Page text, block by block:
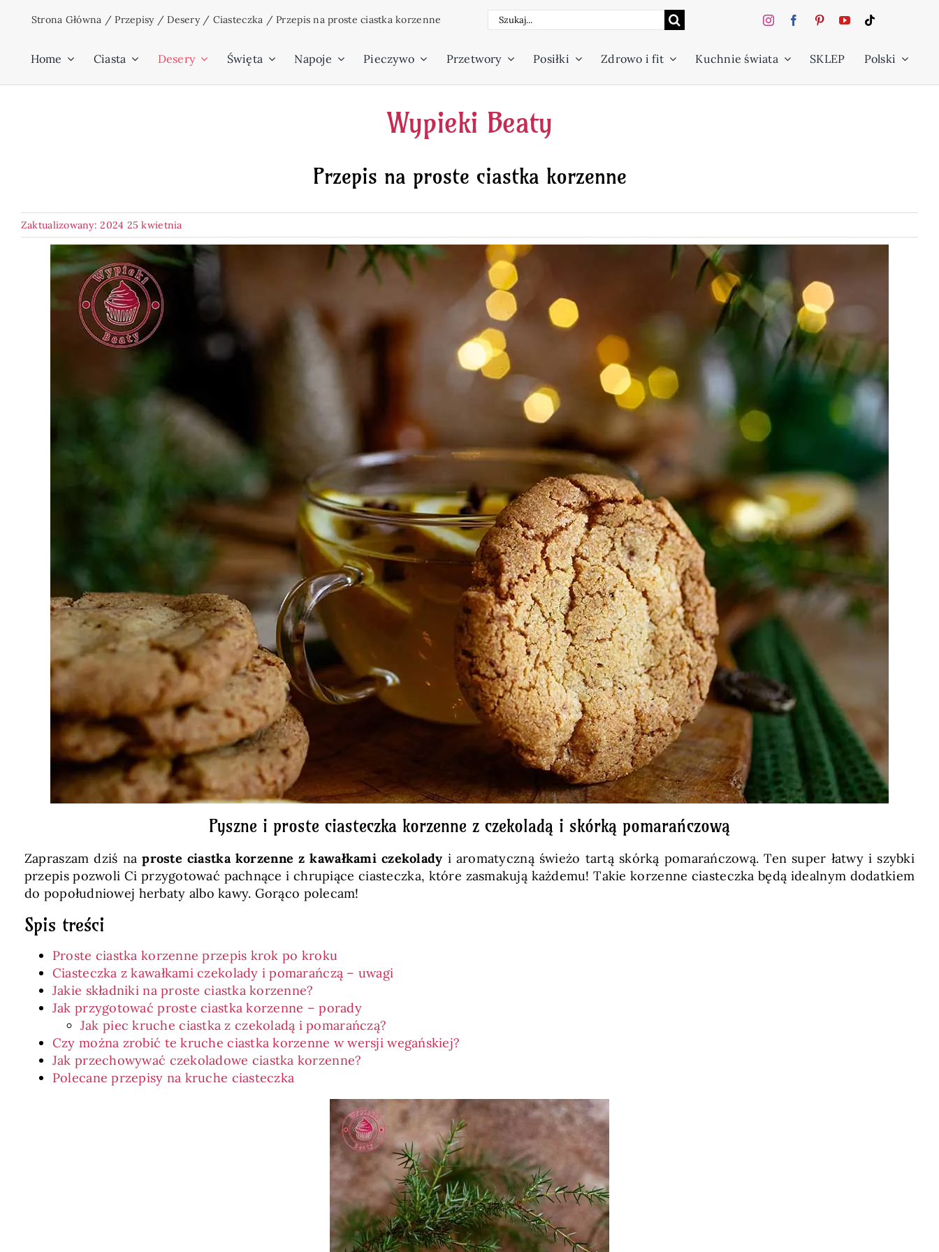
Strona Główna /Przepisy/Desery/ Ciasteczka /Przepis na proste ciastka korzenne Szukaj
Home Ciasta Desery Święta Napoje Pieczywo Przetwory Posiłki Zdrowo i fit Kuchnie świata SKLEP Polski
Wypieki Beaty
Przepis na proste ciastka korzenne
Zaktualizowany: 2024 25 kwietnia
Pyszne i proste ciasteczka korzenne z czekoladą i skórką pomarańczową
Zapraszam dziś naproste ciastka korzenne z kawałkami czekolady i aromatyczną świeżo tartą skórką pomarańczową. Ten super łatwy i szybki
przepis pozwoli Ci przygotować pachnące i chrupiące ciasteczka, które zasmakują każdemu! Takie korzenne ciasteczka będą idealnym dodatkiem
do popołudniowej herbaty albo kawy. Gorąco polecam!
Spis treści
Proste ciastka korzenne przepis krok po kroku
Ciasteczka z kawałkami czekolady i pomarańczą – uwagi
Jakie składniki na proste ciastka korzenne?
Jak przygotować proste ciastka korzenne – porady
Jak piec kruche ciastka z czekoladą i pomarańczą?
Czy można zrobić te kruche ciastka korzenne w wersji wegańskiej?
Jak przechowywać czekoladowe ciastka korzenne?
Polecane przepisy na kruche ciasteczka